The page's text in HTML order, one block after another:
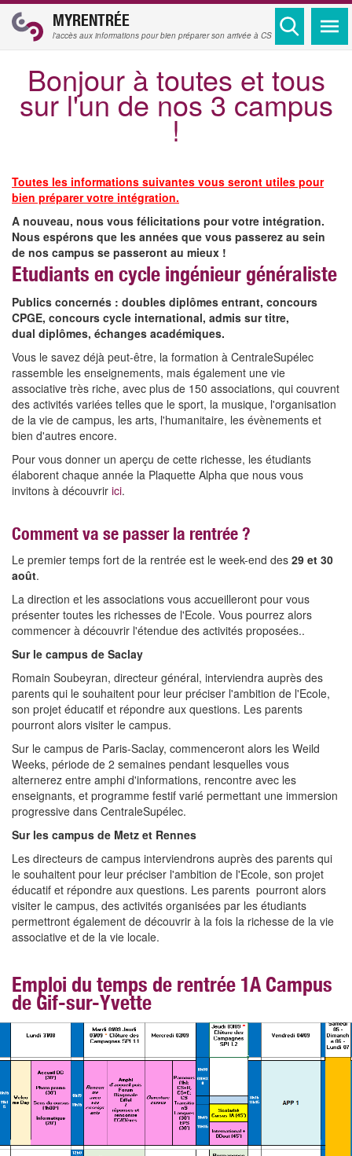
MYRENTRÉE
l'accès aux informations pour bien préparer son arrivée à CS
Bonjour à toutes et tous
sur l'un de nos 3 campus
!
Toutes les informations suivantes vous seront utiles pour
bien préparer votre intégration.
A nouveau, nous vous félicitations pour votre intégration.
Nous espérons que les années que vous passerez au sein
de nos campus se passeront au mieux !
Etudiants en cycle ingénieur généraliste
Publics concernés : doubles diplômes entrant, concours
CPGE, concours cycle international, admis sur titre,
dual diplômes, échanges académiques.
Vous le savez déjà peut-être, la formation à CentraleSupélec
rassemble les enseignements, mais également une vie
associative très riche, avec plus de 150 associations, qui couvrent
des activités variées telles que le sport, la musique, l'organisation
de la vie de campus, les arts, l'humanitaire, les évènements et
bien d'autres encore.
Pour vous donner un aperçu de cette richesse, les étudiants
élaborent chaque année la Plaquette Alpha que nous vous
invitons à découvrir ici.
Comment va se passer la rentrée ?
Le premier temps fort de la rentrée est le week-end des 29 et 30
août.
La direction et les associations vous accueilleront pour vous
présenter toutes les richesses de l'Ecole. Vous pourrez alors
commencer à découvrir l'étendue des activités proposées..
Sur le campus de Saclay
Romain Soubeyran, directeur général, interviendra auprès des
parents qui le souhaitent pour leur préciser l'ambition de l'Ecole,
son projet éducatif et répondre aux questions. Les parents
pourront alors visiter le campus.
Sur le campus de Paris-Saclay, commenceront alors les Weild
Weeks, période de 2 semaines pendant lesquelles vous
alternerez entre amphi d'informations, rencontre avec les
enseignants, et programme festif varié permettant une immersion
progressive dans CentraleSupélec.
Sur les campus de Metz et Rennes
Les directeurs de campus interviendrons auprès des parents qui
le souhaitent pour leur préciser l'ambition de l'Ecole, son projet
éducatif et répondre aux questions. Les parents pourront alors
visiter le campus, des activités organisées par les étudiants
permettront également de découvrir à la fois la richesse de la vie
associative et de la vie locale.
Emploi du temps de rentrée 1A Campus
de Gif-sur-Yvette